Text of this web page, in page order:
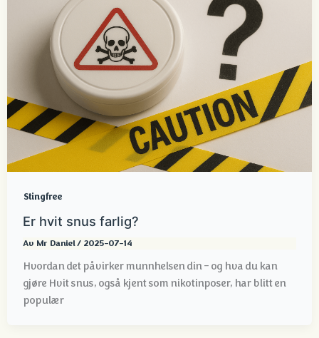
Stingfree
Er hvit snus farlig?
Av Mr Daniel/ 2025-07-14
Hvordan det påvirker munnhelsen din - og hva du kan
gjøre Hvit snus, også kjent som nikotinposer, har blitt en
populær